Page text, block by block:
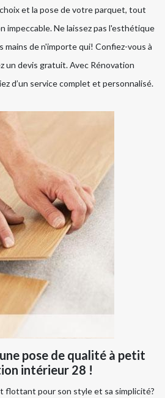
et la pose de votre parquet, tout
impeccable. Ne laissez pas l'esthétique
de n'importe qui! Confiez-vous à
devis gratuit. Avec Rénovation
d’un service complet et personnalisé.
pose de qualité à petit
intérieur 28 !
flottant pour son style et sa simplicité?